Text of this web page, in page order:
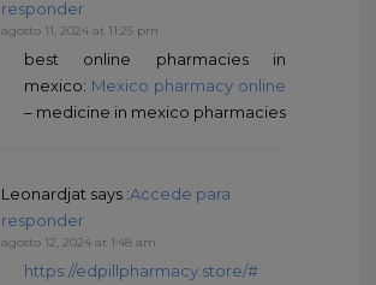
responder
agosto 11, 2024 at 11:25 pm
best online pharmacies in
mexico: Mexico pharmacy online
– medicine in mexico pharmacies
Leonardjat says :Accede para
responder
agosto 12, 2024 at 1:48 am
https://edpillpharmacy.store/#